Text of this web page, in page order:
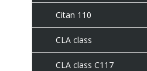
Citan 110
CLA class
CLA class C117